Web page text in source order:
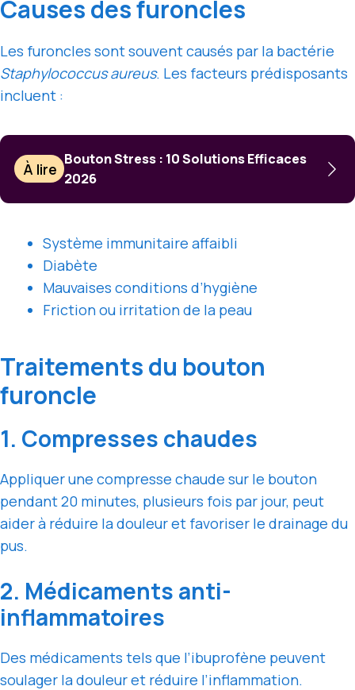
Causes des furoncles
Les furoncles sont souvent causés par la bactérie
Staphylococcus aureus. Les facteurs prédisposants
incluent :
À lire
Bouton Stress : 10 Solutions Efficaces
2026
Système immunitaire affaibli
Diabète
Mauvaises conditions d’hygiène
Friction ou irritation de la peau
Traitements du bouton
furoncle
1. Compresses chaudes
Appliquer une compresse chaude sur le bouton
pendant 20 minutes, plusieurs fois par jour, peut
aider à réduire la douleur et favoriser le drainage du
pus.
2. Médicaments anti-
inflammatoires
Des médicaments tels que l’ibuprofène peuvent
soulager la douleur et réduire l’inflammation.